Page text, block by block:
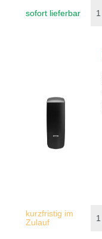
sofort lieferbar
kurzfristig im
Zulauf